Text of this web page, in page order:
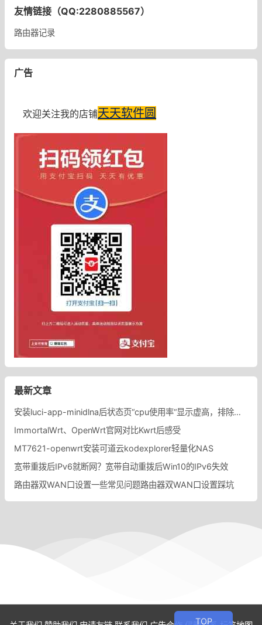
友情链接（QQ:2280885567）
路由器记录
广告
欢迎关注我的店铺天天软件圆
最新文章
安装luci-app-minidlna后状态页“cpu使用率“显示虚高，排除过程记录。
ImmortalWrt、OpenWrt官网对比Kwrt后感受
MT7621-openwrt安装可道云kodexplorer轻量化NAS
宽带重拨后IPv6就断网？宽带自动重拨后Win10的IPv6失效
路由器双WAN口设置一些常见问题路由器双WAN口设置踩坑